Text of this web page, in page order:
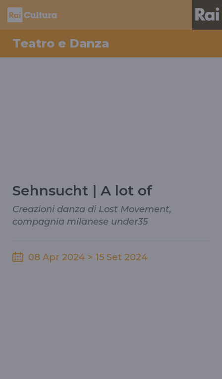
Teatro e Danza
Sehnsucht | A lot of
Creazioni danza di Lost Movement,
compagnia milanese under35
08 Apr 2024 > 15 Set 2024